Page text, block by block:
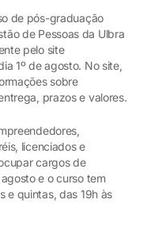
de pós-graduação
de Pessoas da Ulbra
pelo site
1º de agosto. No site,
sobre
prazos e valores.
licenciados e
cargos de
e o curso tem
e quintas, das 19h às